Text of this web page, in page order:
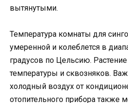
вытянутыми.
Температура комнаты для
умеренной и колеблется в
градусов по Цельсию.
температуры и сквозняков.
холодный воздух от
отопительного прибора также